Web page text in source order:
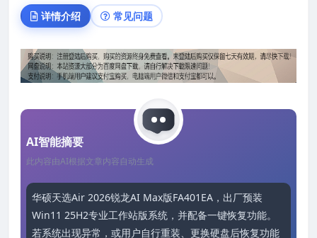
详情介绍 常见问题
AI智能摘要
此内容由AI根据文章内容自动生成
华硕天选Air 2026锐龙AI Max版FA401EA，出厂预装
Win11 25H2专业工作站版系统，并配备一键恢复功能。
若系统出现异常，或用户自行重装、更换硬盘后恢复功能